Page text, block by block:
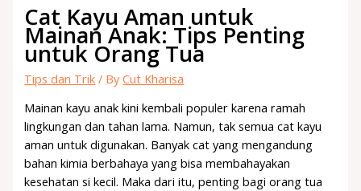
Cat Kayu Aman untuk
Mainan Anak: Tips Penting
untuk Orang Tua
Tips dan Trik / ByCut Kharisa
Mainan kayu anak kini kembali populer karena ramah
lingkungan dan tahan lama. Namun, tak semua cat kayu
aman untuk digunakan. Banyak cat yang mengandung
bahan kimia berbahaya yang bisa membahayakan
kesehatan si kecil. Maka dari itu, penting bagi orang tua